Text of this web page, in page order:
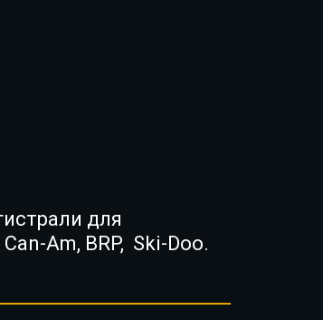
для
Am, BRP, Ski-Doo.